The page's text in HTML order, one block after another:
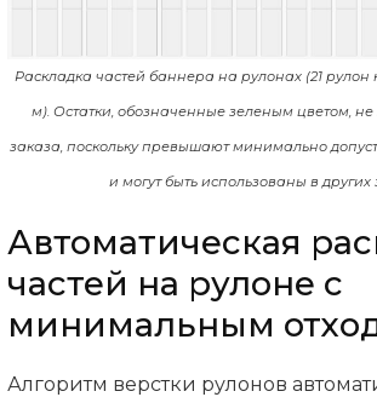
Раскладка частей баннера на рулонах (21
м). Остатки, обозначенные зеленым цветом, не
заказа, поскольку превышают минимально
и могут быть использованы в других
Автоматическая
частей на рулоне с
минимальным
Алгоритм верстки рулонов